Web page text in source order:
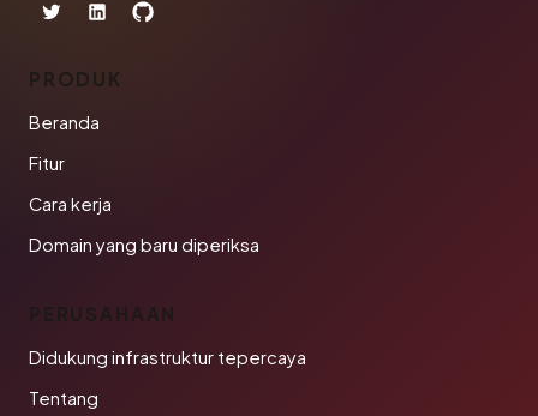
PRODUK
Beranda
Fitur
Cara kerja
Domain yang baru diperiksa
PERUSAHAAN
Didukung infrastruktur tepercaya
Tentang